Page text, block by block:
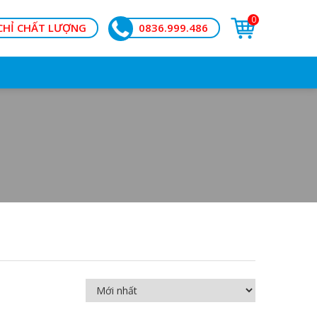
CHẤT LƯỢNG 0836.999.486
0